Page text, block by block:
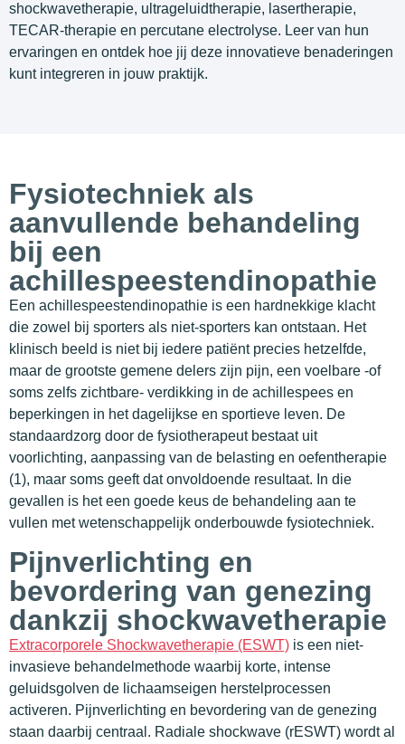
shockwavetherapie, ultrageluidtherapie, lasertherapie,
TECAR-therapie en percutane electrolyse. Leer van hun
ervaringen en ontdek hoe jij deze innovatieve benaderingen
kunt integreren in jouw praktijk.
Fysiotechniek als
aanvullende behandeling
bij een
achillespeestendinopathie
Een achillespeestendinopathie is een hardnekkige klacht
die zowel bij sporters als niet-sporters kan ontstaan. Het
klinisch beeld is niet bij iedere patiënt precies hetzelfde,
maar de grootste gemene delers zijn pijn, een voelbare -of
soms zelfs zichtbare- verdikking in de achillespees en
beperkingen in het dagelijkse en sportieve leven. De
standaardzorg door de fysiotherapeut bestaat uit
voorlichting, aanpassing van de belasting en oefentherapie
(1), maar soms geeft dat onvoldoende resultaat. In die
gevallen is het een goede keus de behandeling aan te
vullen met wetenschappelijk onderbouwde fysiotechniek.
Pijnverlichting en
bevordering van genezing
dankzij shockwavetherapie
Extracorporele Shockwavetherapie (ESWT) is een niet-
invasieve behandelmethode waarbij korte, intense
geluidsgolven de lichaamseigen herstelprocessen
activeren. Pijnverlichting en bevordering van de genezing
staan daarbij centraal. Radiale shockwave (rESWT) wordt al